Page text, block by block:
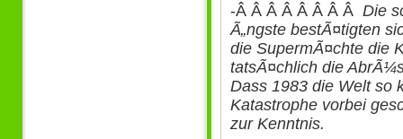
-Â Â Â Â Â Â Â Â Die
Ã„ngste bestÃ¤tigten
die SupermÃ¤chte die
tatsÃ¤chlich die
Dass 1983 die Welt so
Katastrophe vorbei
zur Kenntnis.